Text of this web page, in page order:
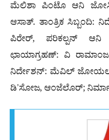
ಮೆಲಿಶಾ ಪಿಂಟೊ ಆನಿ
ಆಸಾತ್. ತಾಂತ್ರಿಕ
ಪಿರೇರ್, ಪರಿಕಲ್ಪನ್
ಛಾಯಾಗ್ರಹಣ್: ವಿ
ನಿರ್ದೇಶನ್: ಮೆವಿಲ್
ಡಿʼಸೋಜ, ಆಂಜೆಲೊರ್;